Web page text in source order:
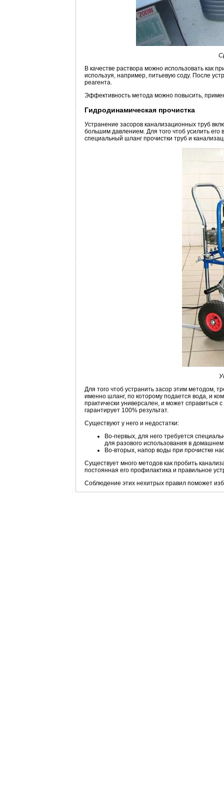
В качестве раствора можно использовать как
используя, например, питьевую соду. После
реагента.
Эффективность метода можно повысить,
Гидродинамическая прочистка
Устранение засоров канализационных труб
большим давлением. Для того чтоб усилить
специальный шланг прочистки труб и
Для того чтоб устранить засор этим методом,
именно шланг, по которому подается вода, и
практически универсален, и может
гарантирует 100% результат.
Существуют у него и недостатки:
Во-первых, для него требуется
для разового использования в
Во-вторых, напор воды при прочистке
Существует много методов как пробить
постоянная его профилактика и правильное
Соблюдение этих нехитрых правил поможет